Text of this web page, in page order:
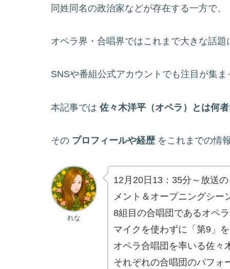
同姓同名の政治家などが存在する一方で、
オペラ界・合唱界ではこれまで大きな話
SNSや番組公式アカウントでも注目が集ま
本記事では 佐々木洋平（オペラ）とは何
その プロフィールや経歴 をこれまでの情
れな
12月20日13：35分～放送
メント＆オープニングシー
8組目の合唱団であるオペ
マイクを使わずに「第9」
オペラ合唱団を率いる佐々
それぞれの合唱団のパフォ